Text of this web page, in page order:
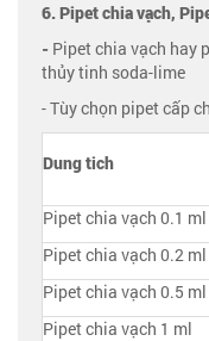
6. Pipet chia vạch,
- Pipet chia vạch hay
thủy tinh soda-lime
- Tùy chọn pipet cấp
Dung tich
Pipet chia vạch 0.1 ml
Pipet chia vạch 0.2 ml
Pipet chia vạch 0.5 ml
Pipet chia vạch 1 ml